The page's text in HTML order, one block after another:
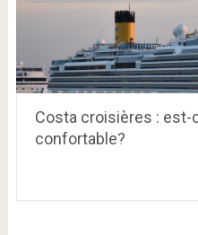
Costa croisières : est-
confortable?